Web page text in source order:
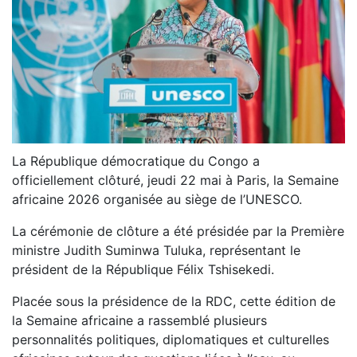
La République démocratique du Congo a
officiellement clôturé, jeudi 22 mai à Paris, la Semaine
africaine 2026 organisée au siège de l’UNESCO.
La cérémonie de clôture a été présidée par la Première
ministre Judith Suminwa Tuluka, représentant le
président de la République Félix Tshisekedi.
Placée sous la présidence de la RDC, cette édition de
la Semaine africaine a rassemblé plusieurs
personnalités politiques, diplomatiques et culturelles